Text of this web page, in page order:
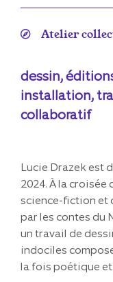
Atelier
dessin,
installation,
collaboratif
Lucie Drazek est
2024. À la croisée
science-fiction et
par les contes du
un travail de
indociles
la fois poétique